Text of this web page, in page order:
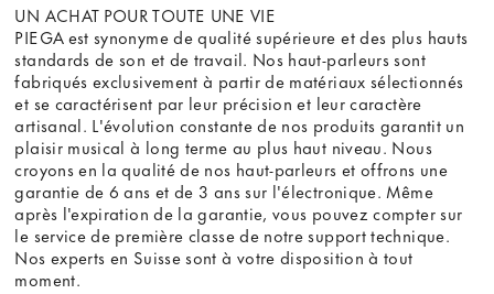
UN ACHAT POUR TOUTE UNE VIE
PIEGA est synonyme de qualité supérieure et des plus hauts
standards de son et de travail. Nos haut-parleurs sont
fabriqués exclusivement à partir de matériaux sélectionnés
et se caractérisent par leur précision et leur caractère
artisanal. L'évolution constante de nos produits garantit un
plaisir musical à long terme au plus haut niveau. Nous
croyons en la qualité de nos haut-parleurs et offrons une
garantie de 6 ans et de 3 ans sur l'électronique. Même
après l'expiration de la garantie, vous pouvez compter sur
le service de première classe de notre support technique.
Nos experts en Suisse sont à votre disposition à tout
moment.